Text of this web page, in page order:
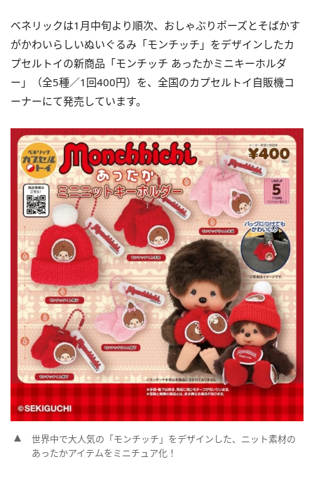
ベネリックは1月中旬より順次、おしゃぶりポーズとそばかす
がかわいらしいぬいぐるみ「モンチッチ」をデザインしたカ
プセルトイの新商品「モンチッチ あったかミニキーホルダ
ー」（全5種／1回400円）を、全国のカプセルトイ自販機コ
ーナーにて発売しています。
世界中で大人気の「モンチッチ」をデザインした、ニット素材の
あったかアイテムをミニチュア化！